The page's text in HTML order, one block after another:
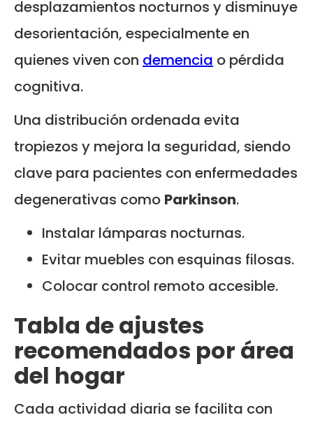
desplazamientos nocturnos y disminuye
desorientación, especialmente en
quienes viven con demencia o pérdida
cognitiva.
Una distribución ordenada evita
tropiezos y mejora la seguridad, siendo
clave para pacientes con enfermedades
degenerativas como Parkinson.
Instalar lámparas nocturnas.
Evitar muebles con esquinas filosas.
Colocar control remoto accesible.
Tabla de ajustes
recomendados por área
del hogar
Cada actividad diaria se facilita con